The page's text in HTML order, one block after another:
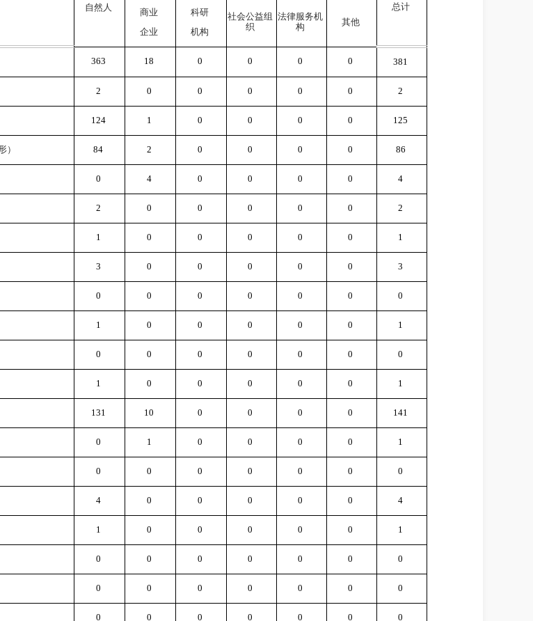
自然人 总计
商业
企业
科研
机构
社会公益组
织
法律服务机
构
其他
363 18 0 0 0 0 381
2 0 0 0 0 0 2
124 1 0 0 0 0 125
） 84 2 0 0 0 0 86
0 4 0 0 0 0 4
2 0 0 0 0 0 2
1 0 0 0 0 0 1
3 0 0 0 0 0 3
0 0 0 0 0 0 0
1 0 0 0 0 0 1
0 0 0 0 0 0 0
1 0 0 0 0 0 1
131 10 0 0 0 0 141
0 1 0 0 0 0 1
0 0 0 0 0 0 0
4 0 0 0 0 0 4
1 0 0 0 0 0 1
0 0 0 0 0 0 0
0 0 0 0 0 0 0
0 0 0 0 0 0 0